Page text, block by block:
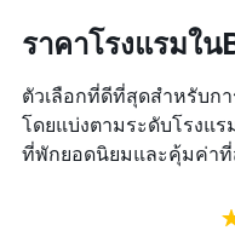
ราคาโรงแรมใ
ตัวเลือกที่ดีที่สุดสำหรับกา
โดยแบ่งตามระดับโรงแร
ที่พักยอดนิยมและคุ้มค่าที่